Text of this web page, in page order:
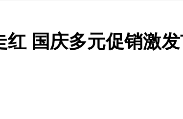
国庆多元促销激